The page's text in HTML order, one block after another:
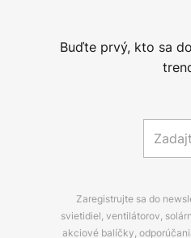
Buďte prvý, kto sa
Zaregistrujte sa do
svietidiel, ventilátorov,
akciové balíčky,